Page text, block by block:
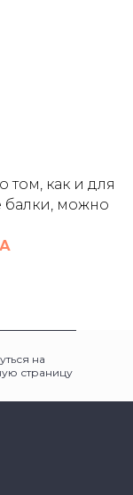
как и для
балки, можно
на
страницу